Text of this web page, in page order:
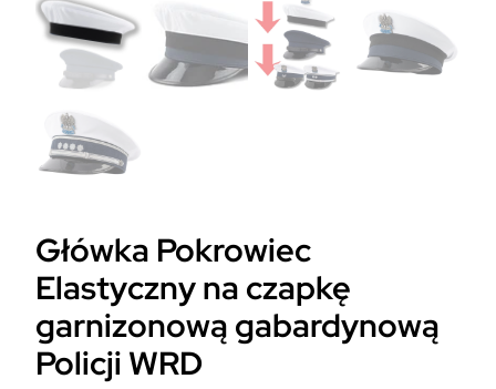
Główka Pokrowiec
Elastyczny na czapkę
garnizonową gabardynową
Policji WRD